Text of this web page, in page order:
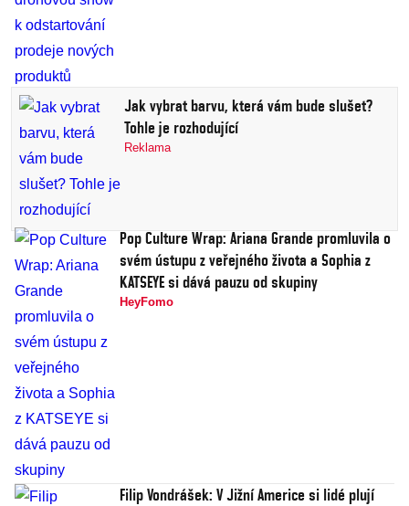
Jak vybrat barvu, která vám bude slušet?
Tohle je rozhodující
Reklama
Pop Culture Wrap: Ariana Grande promluvila o
svém ústupu z veřejného života a Sophia z
KATSEYE si dává pauzu od skupiny
HeyFomo
Filip Vondrášek: V Jižní Americe si lidé plují